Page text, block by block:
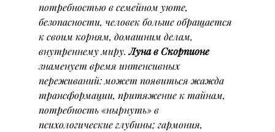
потребностью в семейном уюте,
безопасности, человек больше обращается
к своим корням, домашним делам,
внутреннему миру. Луна в Скорпионе
знаменует время интенсивных
переживаний: может появиться жажда
трансформации, притяжение к тайнам,
потребность «нырнуть» в
психологические глубины; гармония,